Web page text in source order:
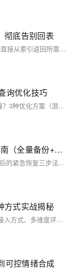
彻底告别回表
覆盖索引是SQL优化中性价比较高的技巧，让查询直接从索引返回所需列，避免回表操作。本文解释覆盖索引的原理，通过EXPLAIN的“Using index”判断是否生效。结合复合索引设计、深分页优化（延迟关联）等场景，给出覆盖索引的使用方法和注意事项。用好覆盖索引，不改SQL逻辑，仅调整索引设计即可显著提升查询性能。
询优化技巧
本文详解“深分页”陷阱：`LIMIT 1000000,10`为何慢？3种优化方案（游标法、子查询定位、延迟关联）实测提速数十倍，助你零成本提升SQL性能！
DBA必备技能：MySQL误删恢复完全指南（全量备份+binlog回放）
本文详解误删数据（如`DELETE FROM orders`）后的紧急恢复三步法：查Binlog→临时库回放→差异导回，并附4条血泪预防措施。不讲段子，只教能救命的操作！
方式实战揭秘
本文详解 Tablestore 知识库服务 API 设计、四种接入方式、多维度评测结果及 PDS、ECS 等客户落地案例，助力企业快速集成高质量 RAG 能力。
可控情绪合成